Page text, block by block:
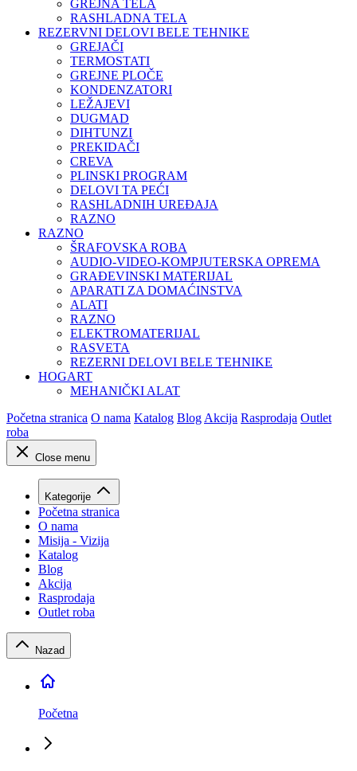
GREJNA TELA
RASHLADNA TELA
REZERVNI DELOVI BELE TEHNIKE
GREJAČI
TERMOSTATI
GREJNE PLOČE
KONDENZATORI
LEŽAJEVI
DUGMAD
DIHTUNZI
PREKIDAČI
CREVA
PLINSKI PROGRAM
DELOVI TA PEĆI
RASHLADNIH UREĐAJA
RAZNO
RAZNO
ŠRAFOVSKA ROBA
AUDIO-VIDEO-KOMPJUTERSKA OPREMA
GRAĐEVINSKI MATERIJAL
APARATI ZA DOMAĆINSTVA
ALATI
RAZNO
ELEKTROMATERIJAL
RASVETA
REZERNI DELOVI BELE TEHNIKE
HOGART
MEHANIČKI ALAT
Početna stranica O nama Katalog Blog Akcija Rasprodaja Outlet
roba
Close menu
Kategorije
Početna stranica
O nama
Misija - Vizija
Katalog
Blog
Akcija
Rasprodaja
Outlet roba
Nazad
Početna